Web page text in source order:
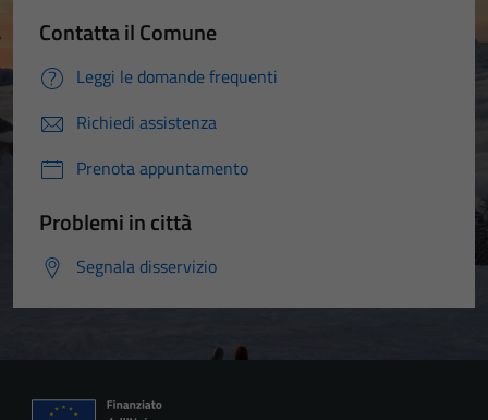
Contatta il Comune
Leggi le domande frequenti
Richiedi assistenza
Prenota appuntamento
Problemi in città
Segnala disservizio